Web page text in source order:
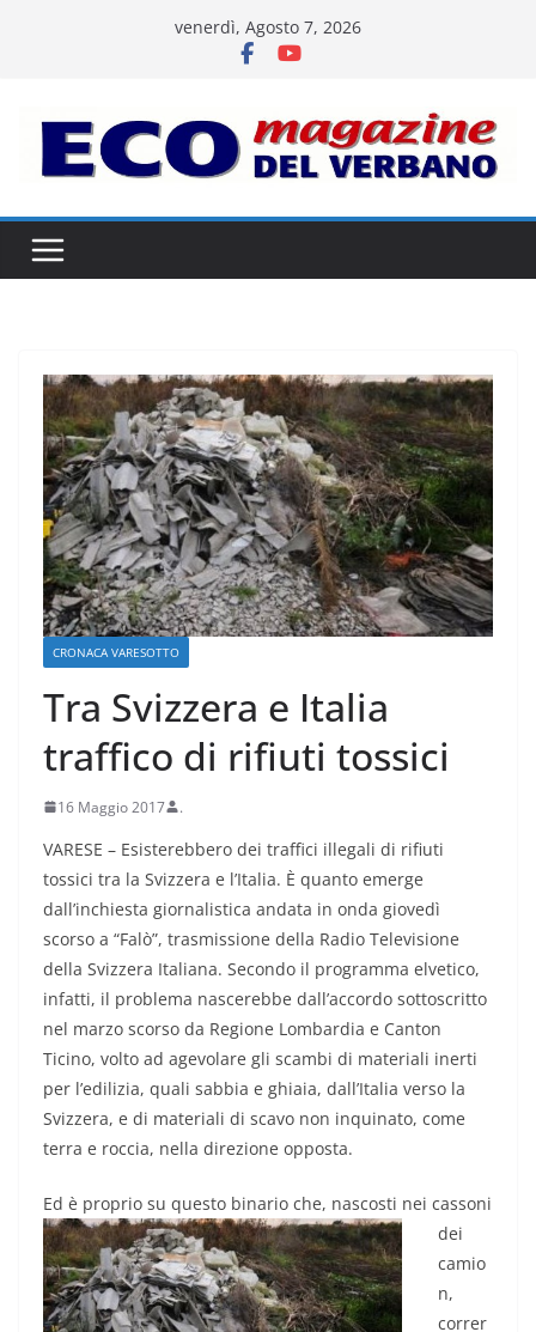
venerdì, Agosto 7, 2026
CRONACA VARESOTTO
Tra Svizzera e Italia
traffico di rifiuti tossici
16 Maggio 2017 .
VARESE – Esisterebbero dei traffici illegali di rifiuti
tossici tra la Svizzera e l’Italia. È quanto emerge
dall’inchiesta giornalistica andata in onda giovedì
scorso a “Falò”, trasmissione della Radio Televisione
della Svizzera Italiana. Secondo il programma elvetico,
infatti, il problema nascerebbe dall’accordo sottoscritto
nel marzo scorso da Regione Lombardia e Canton
Ticino, volto ad agevolare gli scambi di materiali inerti
per l’edilizia, quali sabbia e ghiaia, dall’Italia verso la
Svizzera, e di materiali di scavo non inquinato, come
terra e roccia, nella direzione opposta.
Ed è proprio su questo binario che, nascosti nei cassoni
dei
camio
n,
correr